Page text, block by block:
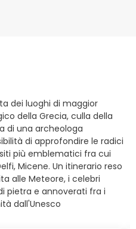
dei luoghi di maggior
della Grecia, culla della
di una archeologa
di approfondire le radici
più emblematici fra cui
Micene. Un itinerario reso
alle Meteore, i celebri
pietra e annoverati fra i
dall'Unesco